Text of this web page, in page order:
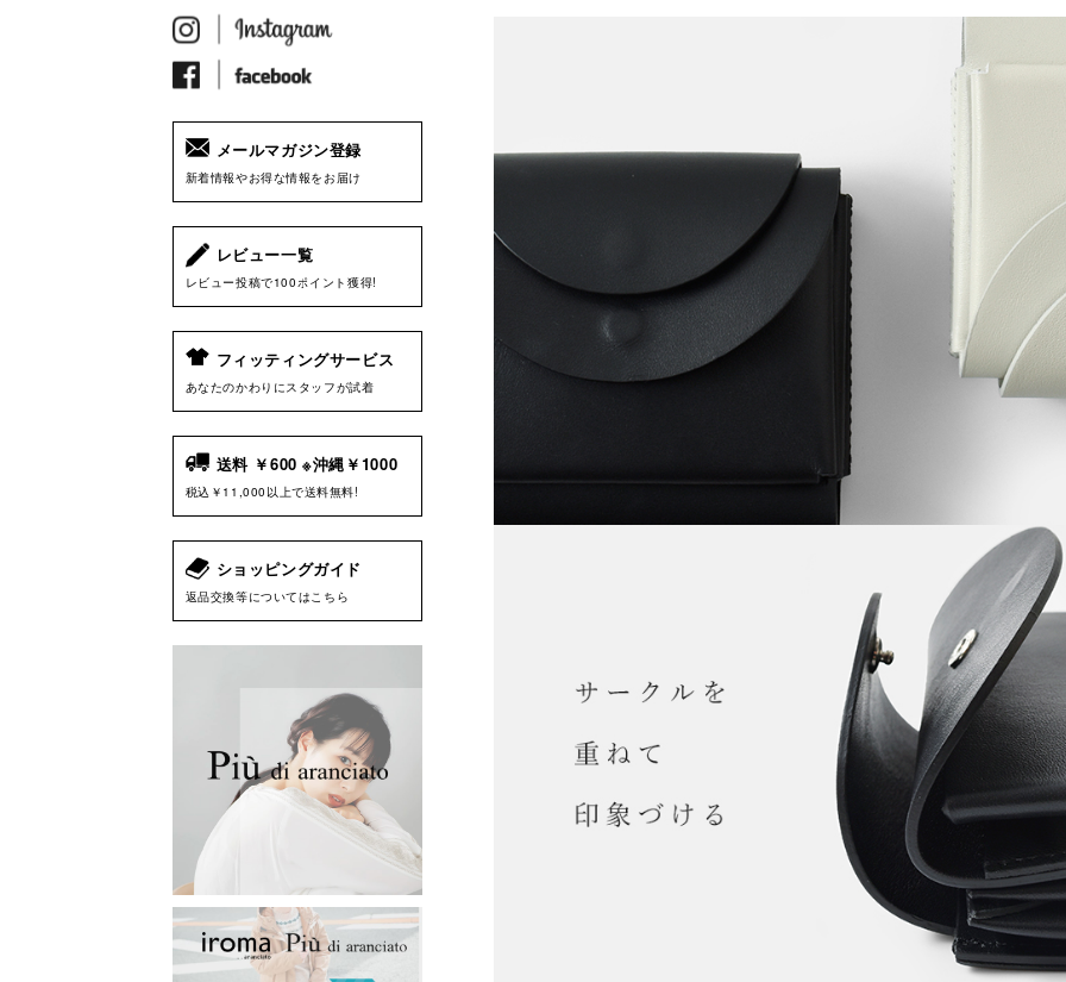
メールマガジン登録
新着情報やお得な情報をお届け
レビュー一覧
レビュー投稿で100ポイント獲得!
フィッティングサービス
あなたのかわりにスタッフが試着
送料 ￥600 ※沖縄￥1000
税込￥11,000以上で送料無料!
ショッピングガイド
返品交換等についてはこちら